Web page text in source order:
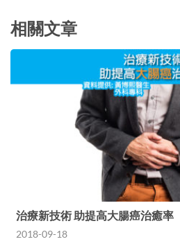
相關文章
治療新技術 助提高大腸癌治癒率
2018-09-18